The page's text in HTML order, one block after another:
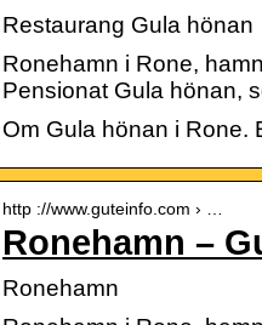
Restaurang Gula hönan
Ronehamn i Rone,
Pensionat Gula hönan,
Om Gula hönan i Rone.
http ://www.guteinfo.com › …
Ronehamn –
Ronehamn